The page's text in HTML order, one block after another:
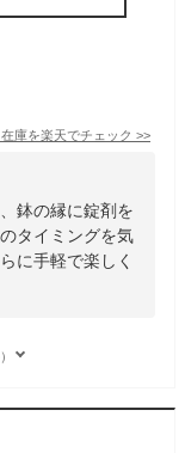
庫を楽天でチェック >>
鉢の縁に錠剤を
タイミングを気
に手軽で楽しく